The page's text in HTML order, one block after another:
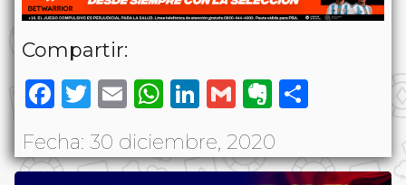
Compartir:
Facebook
Twitter
EmailWhatsApp
LinkedIn
GmailEvernote
Fecha: 30 diciembre, 2020